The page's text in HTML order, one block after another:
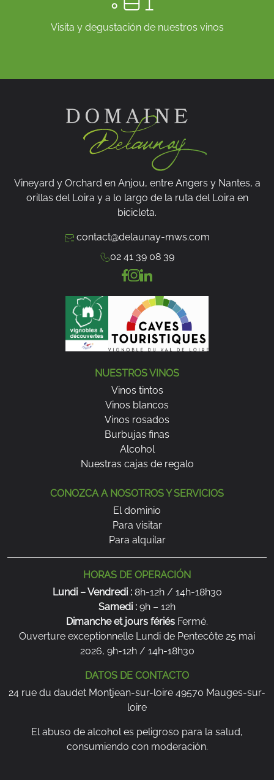
Visita y degustación de nuestros vinos
Vineyard y Orchard en Anjou, entre Angers y Nantes, a
orillas del Loira y a lo largo de la ruta del Loira en
bicicleta.
contact@delaunay-mws.com
02 41 39 08 39
NUESTROS VINOS
Vinos tintos
Vinos blancos
Vinos rosados
Burbujas finas
Alcohol
Nuestras cajas de regalo
CONOZCA A NOSOTROS Y SERVICIOS
El dominio
Para visitar
Para alquilar
HORAS DE OPERACIÓN
Lundi – Vendredi :8h-12h / 14h-18h30
Samedi : 9h – 12h
Dimanche et jours fériés Fermé.
Ouverture exceptionnelle Lundi de Pentecôte 25 mai
2026, 9h-12h / 14h-18h30
DATOS DE CONTACTO
24 rue du daudet Montjean-sur-loire 49570 Mauges-sur-
loire
El abuso de alcohol es peligroso para la salud,
consumiendo con moderación.